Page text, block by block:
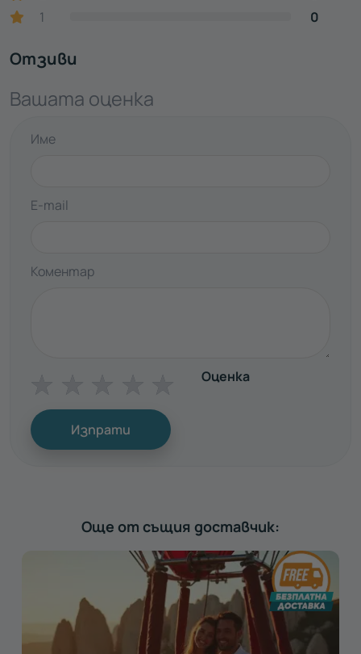
1
0
Отзиви
Вашата оценка
Име
E-mail
Коментар
Оценка
Изпрати
Още от същия доставчик: